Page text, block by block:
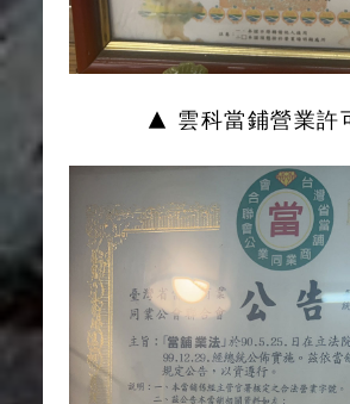
▲ 雲科當鋪營業許